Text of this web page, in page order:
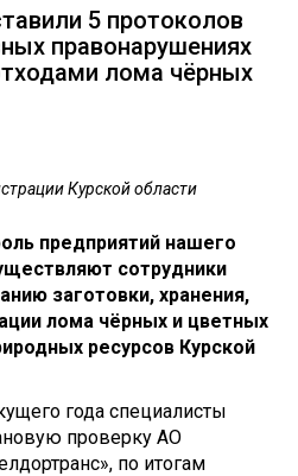
5 протоколов
правонарушениях
лома чёрных
Курской области
предприятий нашего
сотрудники
заготовки, хранения,
лома чёрных и цветных
ресурсов Курской
года специалисты
проверку АО
по итогам